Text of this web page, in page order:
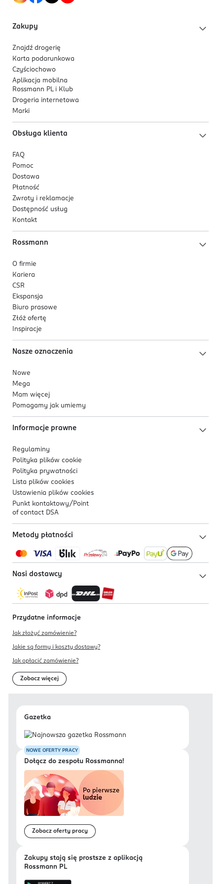
61-021 Poznań
Kod EAN
5 900017 055695
Zakupy
Znajdź drogerię
Karta podarunkowa
Czyściochowo
Aplikacja mobilna
Rossmann PL i Klub
Drogeria internetowa
Marki
Obsługa klienta
FAQ
Pomoc
Dostawa
Płatność
Zwroty i reklamacje
Dostępność usług
Kontakt
Rossmann
O firmie
Kariera
CSR
Ekspansja
Biuro prasowe
Złóż ofertę
Inspiracje
Nasze oznaczenia
Nowe
Mega
Mam więcej
Pomagamy jak umiemy
Informacje prawne
Regulaminy
Polityka plików cookie
Polityka prywatności
Lista plików cookies
Ustawienia plików cookies
Punkt kontaktowy/ Point
of contact DSA
Metody płatności
Nasi dostawcy
Przydatne informacje
Jak złożyć zamówienie?
Jakie są formy i koszty dostawy?
Jak opłacić zamówienie?
Zobacz więcej
Gazetka
NOWE OFERTY PRACY
Dołącz do zespołu Rossmanna!
Zobacz oferty pracy
Zakupy stają się prostsze z aplikacją
Rossmann PL